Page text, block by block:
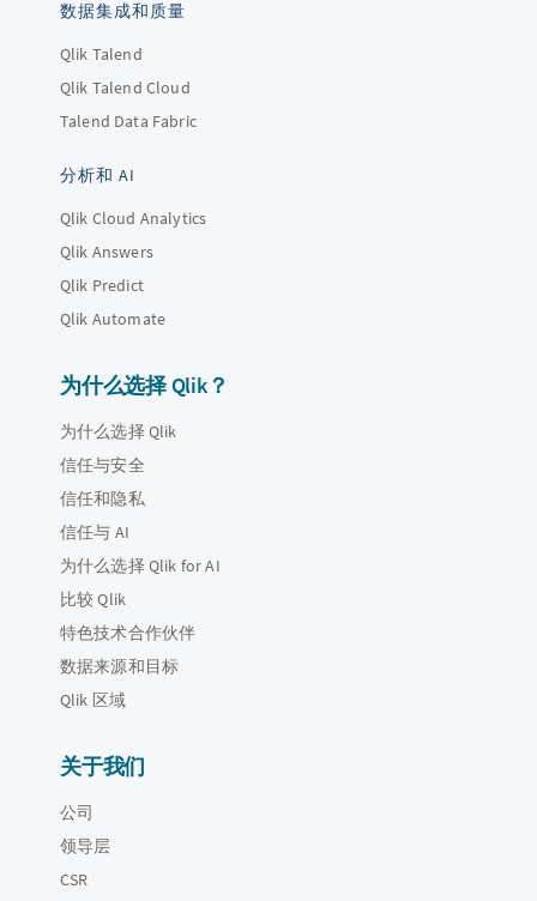
数据集成和质量
Qlik Talend
Qlik Talend Cloud
Talend Data Fabric
分析和 AI
Qlik Cloud Analytics
Qlik Answers
Qlik Predict
Qlik Automate
为什么选择 Qlik？
为什么选择 Qlik
信任与安全
信任和隐私
信任与 AI
为什么选择 Qlik for AI
比较 Qlik
特色技术合作伙伴
数据来源和目标
Qlik 区域
关于我们
公司
领导层
CSR